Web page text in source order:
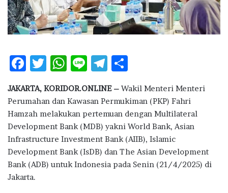
m
a
i
F
e
b
o
o
k
T
it
te
r
W
at
s
A
p
p
Li
e
T
e
g
ra
m
ar
e
JAKARTA, KORIDOR.ONLINE – Wakil Menteri Menteri
Perumahan dan Kawasan Permukiman (PKP) Fahri
Hamzah melakukan pertemuan dengan Multilateral
Development Bank (MDB) yakni World Bank, Asian
Infrastructure Investment Bank (AIIB), Islamic
Development Bank (IsDB) dan The Asian Development
Bank (ADB) untuk Indonesia pada Senin (21/4/2025) di
Jakarta.